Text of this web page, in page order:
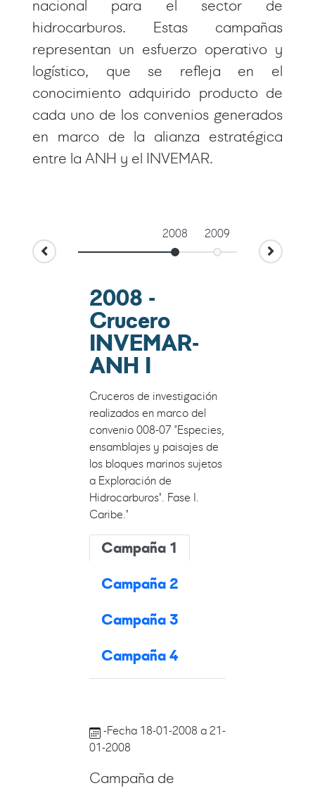
nacional para el sector de
hidrocarburos. Estas campañas
representan un esfuerzo operativo y
logístico, que se refleja en el
conocimiento adquirido producto de
cada uno de los convenios generados
en marco de la alianza estratégica
entre la ANH y el INVEMAR.
2008 2009
2008 -
Crucero
INVEMAR-
ANH I
Cruceros de investigación
realizados en marco del
convenio 008-07 "Especies,
ensamblajes y paisajes de
los bloques marinos sujetos
a Exploración de
Hidrocarburos". Fase I.
Caribe."
Campaña 1
Campaña 2
Campaña 3
Campaña 4
-Fecha 18-01-2008 a 21-
01-2008
Campaña de